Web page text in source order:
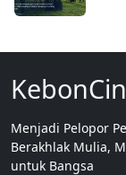
Menjadi Pelopor
Berakhlak Mulia,
untuk Bangsa